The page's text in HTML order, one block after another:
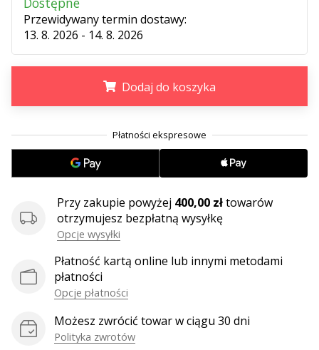
fanem
siatkówki,
tak
jak
do
jako
Ambasador
Pokaż
wszystkie
artykuły
Przewidywany termin dostawy:
13. 8. 2026 - 14. 8. 2026
Dodaj do koszyka
Przy zakupie powyżej 400,00 złtowarów
otrzymujesz bezpłatną wysyłkę
Opcje wysyłki
Płatność kartą online lub innymi metodami
płatności
Opcje płatności
Możesz zwrócić towar w ciągu 30 dni
Polityka zwrotów